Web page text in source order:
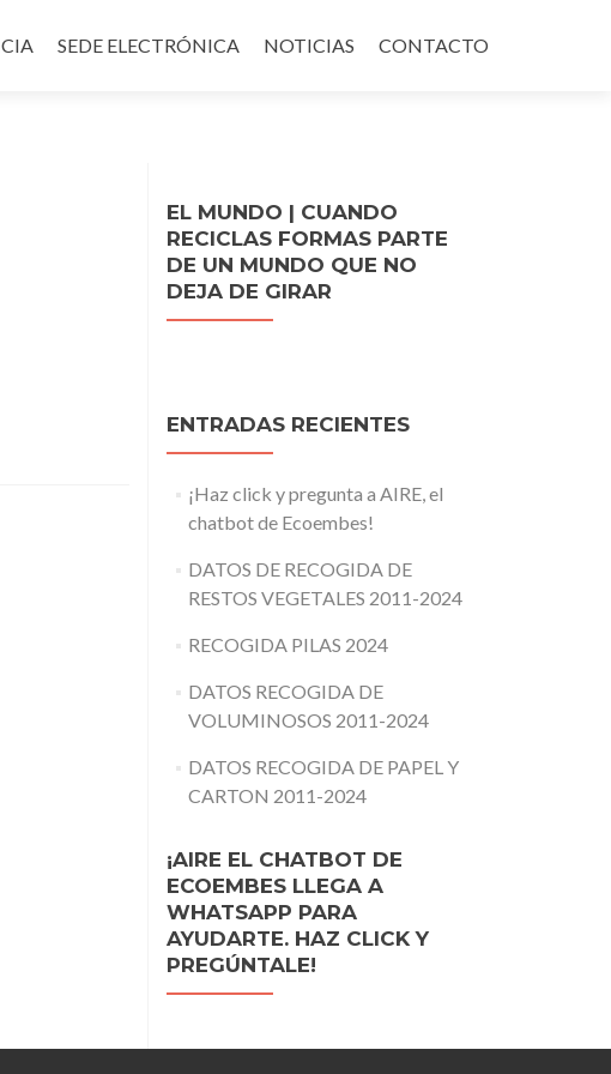
SEDE ELECTRÓNICA NOTICIAS CONTACTO
EL MUNDO | CUANDO
RECICLAS FORMAS PARTE
DE UN MUNDO QUE NO
DEJA DE GIRAR
ENTRADAS RECIENTES
¡Haz click y pregunta a AIRE, el
chatbot de Ecoembes!
DATOS DE RECOGIDA DE
RESTOS VEGETALES 2011-2024
RECOGIDA PILAS 2024
DATOS RECOGIDA DE
VOLUMINOSOS 2011-2024
DATOS RECOGIDA DE PAPEL Y
CARTON 2011-2024
¡AIRE EL CHATBOT DE
ECOEMBES LLEGA A
WHATSAPP PARA
AYUDARTE. HAZ CLICK Y
PREGÚNTALE!